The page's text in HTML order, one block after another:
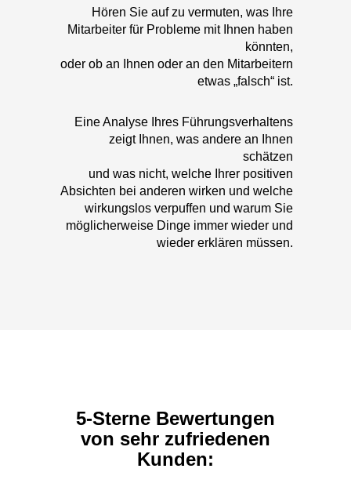
Hören Sie auf zu vermuten, was Ihre
Mitarbeiter für Probleme mit Ihnen haben
könnten,
oder ob an Ihnen oder an den Mitarbeitern
etwas „falsch“ ist.
Eine Analyse Ihres Führungsverhaltens
zeigt Ihnen, was andere an Ihnen
schätzen
und was nicht, welche Ihrer positiven
Absichten bei anderen wirken und welche
wirkungslos verpuffen und warum Sie
möglicherweise Dinge immer wieder und
wieder erklären müssen.
5-Sterne Bewertungen
von sehr zufriedenen
Kunden: